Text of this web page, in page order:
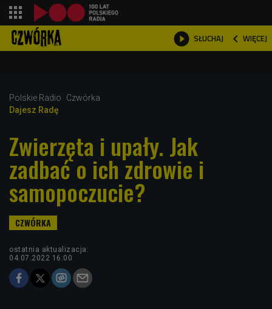
 SŁUCHAJ  WIĘCEJ

Polskie Radio
Czwórka
Dajesz Radę
Zwierzęta i upały. Jak
zadbać o ich zdrowie i
samopoczucie?
ostatnia aktualizacja:
04.07.2022 16:00